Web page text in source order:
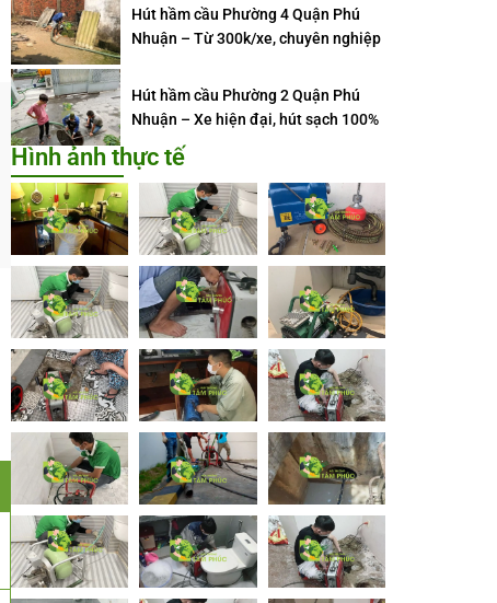
Hút hầm cầu Phường 4 Quận Phú
Nhuận – Từ 300k/xe, chuyên nghiệp
Hút hầm cầu Phường 2 Quận Phú
Nhuận – Xe hiện đại, hút sạch 100%
Hình ảnh thực tế